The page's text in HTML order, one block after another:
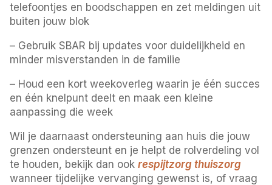
telefoontjes en boodschappen en zet meldingen uit
buiten jouw blok
– Gebruik SBAR bij updates voor duidelijkheid en
minder misverstanden in de familie
– Houd een kort weekoverleg waarin je één succes
en één knelpunt deelt en maak een kleine
aanpassing die week
Wil je daarnaast ondersteuning aan huis die jouw
grenzen ondersteunt en je helpt de rolverdeling vol
te houden, bekijk dan ookrespijtzorg thuiszorg
wanneer tijdelijke vervanging gewenst is, of vraag